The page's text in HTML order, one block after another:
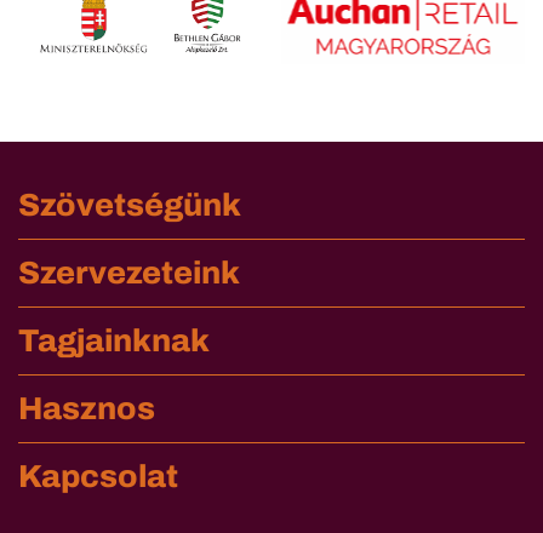
Szövetségünk
Szervezeteink
Tagjainknak
Hasznos
Kapcsolat